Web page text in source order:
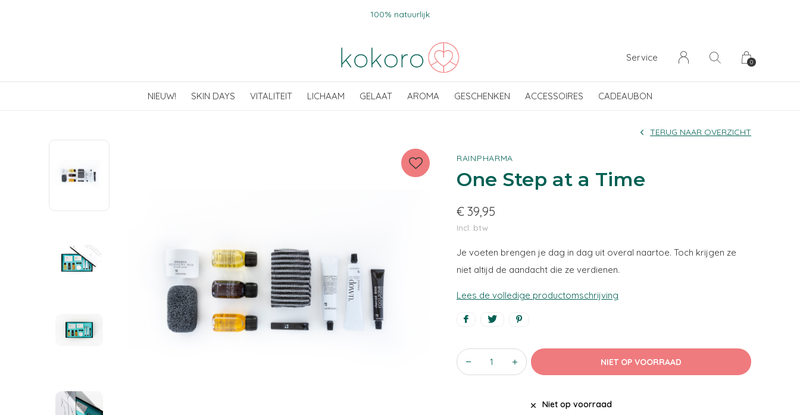
NIEUW! SKIN DAYS VITALITEIT LICHAAM GELAAT AROMA GESCHENKEN ACCESSOIRES CADEAUBON
Service 0
Voor 15u besteld, zelfde werkdag verzonden.
RAINPHARMA
One Step at a Time
TERUG NAAR OVERZICHT
€ 39,95
Incl. btw
Je voeten brengen je dag in dag uit overal naartoe. Toch krijgen ze
niet altijd de aandacht die ze verdienen.
Lees de volledige productomschrijving
NIET OP VOORRAAD
Niet op voorraad